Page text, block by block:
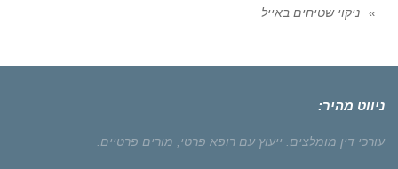
ניקוי שטיחים באייל
ניווט מהיר:
עורכי דין מומלצים. ייעוץ עם רופא פרטי, מורים פרטיים.